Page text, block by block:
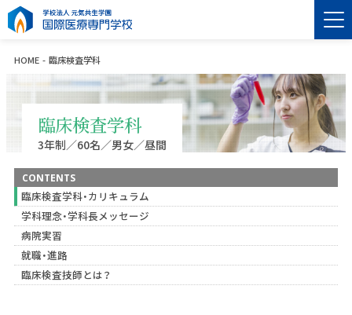
HOME 臨床検査学科
臨床検査学科
3年制／60名／男女／昼間
CONTENTS
臨床検査学科・カリキュラム
学科理念・学科長メッセージ
病院実習
就職・進路
臨床検査技師とは？